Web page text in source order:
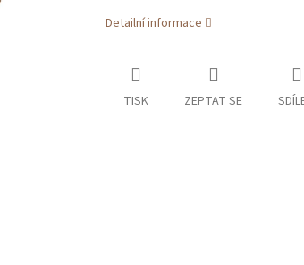
Detailní informace
TISK ZEPTAT SE